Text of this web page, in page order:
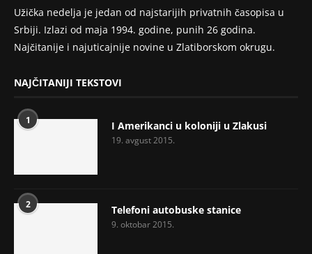
Užička nedelja je jedan od najstarijih privatnih časopisa u
Srbiji. Izlazi od maja 1994. godine, punih 26 godina.
Najčitanije i najuticajnije novine u Zlatiborskom okrugu.
NAJČITANIJI TEKSTOVI
1 I Amerikanci u koloniji u Zlakusi
19. avgust 2015.
2 Telefoni autobuske stanice
9. oktobar 2015.